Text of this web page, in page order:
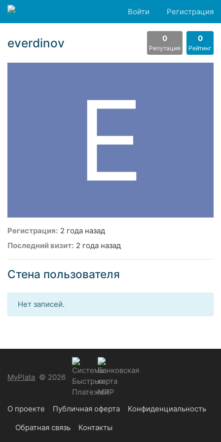
Войти Регистрация
everdinov 0
Репутация
0
Рейтинг
E
Регистрация: 2 года назад
Последний визит: 2 года назад
Стена пользователя
Нет записей.
MyPlata © 2026
О проекте Публичная оферта
Конфиденциальность
Обратная связь
Контакты